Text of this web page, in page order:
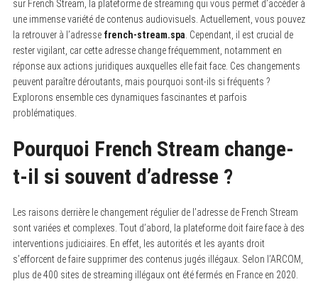
sur French Stream, la plateforme de streaming qui vous permet d’accéder à
une immense variété de contenus audiovisuels. Actuellement, vous pouvez
la retrouver à l’adresse french-stream.spa . Cependant, il est crucial de
rester vigilant, car cette adresse change fréquemment, notamment en
réponse aux actions juridiques auxquelles elle fait face. Ces changements
peuvent paraître déroutants, mais pourquoi sont-ils si fréquents ?
Explorons ensemble ces dynamiques fascinantes et parfois
problématiques.
Pourquoi French Stream change-
t-il si souvent d’adresse ?
Les raisons derrière le changement régulier de l’adresse de French Stream
sont variées et complexes. Tout d’abord, la plateforme doit faire face à des
interventions judiciaires. En effet, les autorités et les ayants droit
s’efforcent de faire supprimer des contenus jugés illégaux. Selon l’ARCOM,
plus de 400 sites de streaming illégaux ont été fermés en France en 2020.